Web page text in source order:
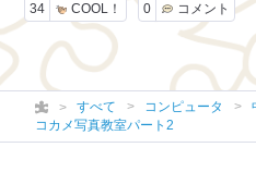
34 COOL！ 0 コメント
すべて コンピュータ
コカメ写真教室パート2